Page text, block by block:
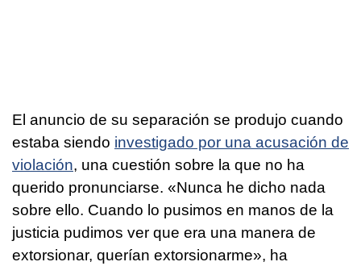
El anuncio de su separación se produjo cuando
estaba siendo investigado por una acusación de
violación, una cuestión sobre la que no ha
querido pronunciarse. «Nunca he dicho nada
sobre ello. Cuando lo pusimos en manos de la
justicia pudimos ver que era una manera de
extorsionar, querían extorsionarme», ha